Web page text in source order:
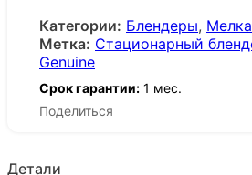
Категории: Блендеры,
Метка: Стационарный
Genuine
Срок гарантии: 1 мес.
Поделиться
Детали